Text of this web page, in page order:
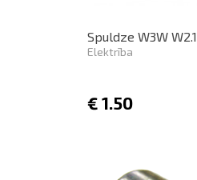
Spuldze W3W
Elektrība
€ 1.50